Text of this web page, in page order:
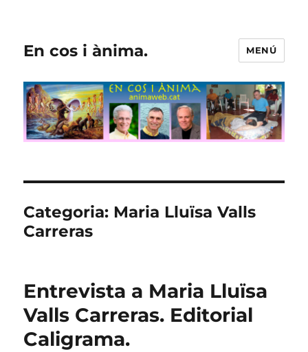
En cos i ànima. MENÚ
Categoria: Maria Lluïsa Valls
Carreras
Entrevista a Maria Lluïsa
Valls Carreras. Editorial
Caligrama.